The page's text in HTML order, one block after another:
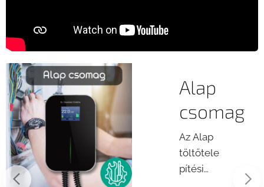
Alap
csomag
Az Alap
töltőtele
pítési